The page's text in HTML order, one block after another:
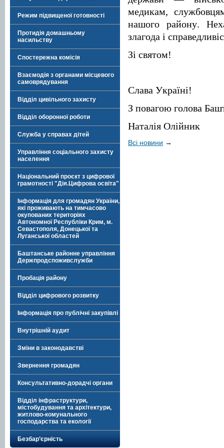
Режим підвищеної готовності
Протидія домашньому
насильству
Спостережна комісія
Взаємодія з органами місцевого
самоврядування
Відділ цивільного захисту
Відділ оборонної роботи
Служба у справах дітей
Управління соціального захисту
населення
Національний проєкт з цифрової
грамотності "Дія.Цифрова освіта"
Інформація для громадян України,
які проживають на тимчасово
окупованих територіях
Автономної Республіки Крим, м.
Севастополя, Донецької та
Луганської областей
Баштанське районне управління
Держпродспоживслужби
Пробація району
Відділ цифрового розвитку
Інформація про публічні закупівлі
Внутрішній аудит
Зміни в законодавстві
Звернення громадян
Консультативно-дорадчі органи
Відділ інфраструктури,
містобудування та архітектури,
житлово-комунального
господарства та екології
Безбар’єрність
медикам,
нашого району.
злагода і
Зі святом!
Слава Україні!
З повагою голова
Наталія Олійник
Всі новини →